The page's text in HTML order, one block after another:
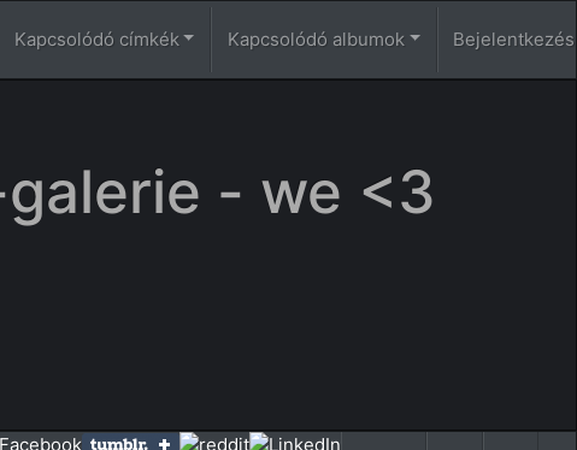
Kapcsolódó címkék Kapcsolódó albumok Bejelentkezés
- we <3